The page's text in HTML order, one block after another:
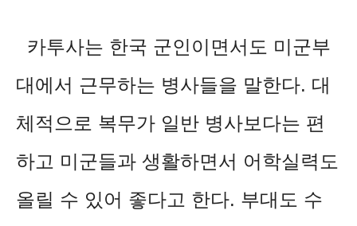
카투사는 한국 군인이면서도 미군부
대에서 근무하는 병사들을 말한다. 대
체적으로 복무가 일반 병사보다는 편
하고 미군들과 생활하면서 어학실력도
올릴 수 있어 좋다고 한다. 부대도 수